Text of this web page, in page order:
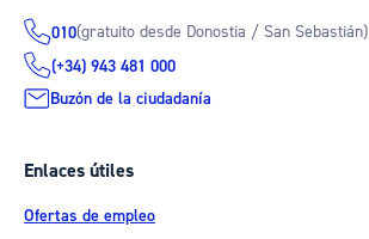
010(gratuito desde Donostia / San Sebastián)
(+34) 943 481 000
Buzón de la ciudadanía
Enlaces útiles
Ofertas de empleo